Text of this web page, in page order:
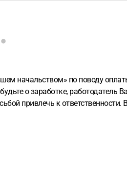
начальством» по поводу
о заработке, работодатель
привлечь к